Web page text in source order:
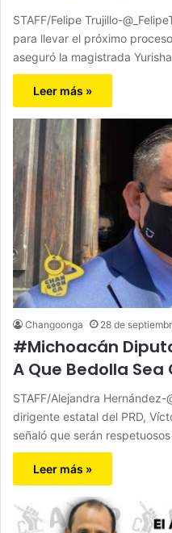
STAFF/Felipe Trujillo-
para llevar el próximo
aseguró la magistrada
Leer más »
Changoonga 28 de
#Michoacán
A Que Bedolla
STAFF/Alejandra Hernández-
dirigente estatal del PRD,
señaló que serán
Leer más »